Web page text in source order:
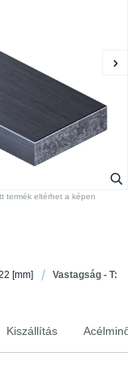
[mm] Vastagság - T:
termék eltérhet a képen
Kiszállítás